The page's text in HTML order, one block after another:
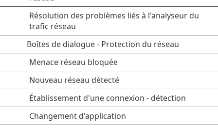
Résolution des problèmes liés à l'analyseur du
trafic réseau
Boîtes de dialogue - Protection du réseau
Menace réseau bloquée
Nouveau réseau détecté
Établissement d'une connexion - détection
Changement d'application